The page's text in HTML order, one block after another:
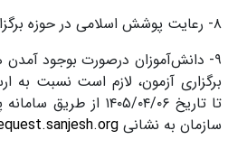
۸- رعایت پوشش اسلامی در حوزه برگزاری آزمون الزامی است.
۹- دانش‌آموزان درصورت بوجود آمدن
برگزاری آزمون، لازم است نسبت به
تا تاریخ ۱۴۰۵/۰۴/۰۶ از
سازمان به نشانی